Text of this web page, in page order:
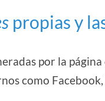
propias y
por la
como